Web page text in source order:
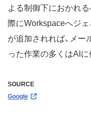
よる制御下におかれる
際にWorkspaceへジ
が追加されれば、メー
った作業の多くはAIに
SOURCE
Google